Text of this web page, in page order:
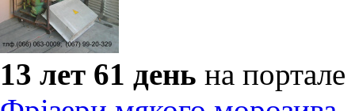
13 лет 61 день на портале